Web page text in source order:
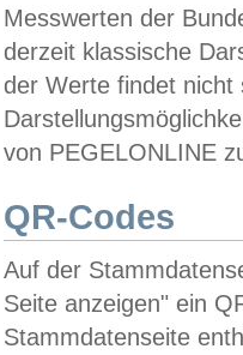
Messwerten der
derzeit klassische
der Werte findet
von PEGELONLINE
QR-Codes
Auf der
Seite anzeigen" ein
Stammdatenseite